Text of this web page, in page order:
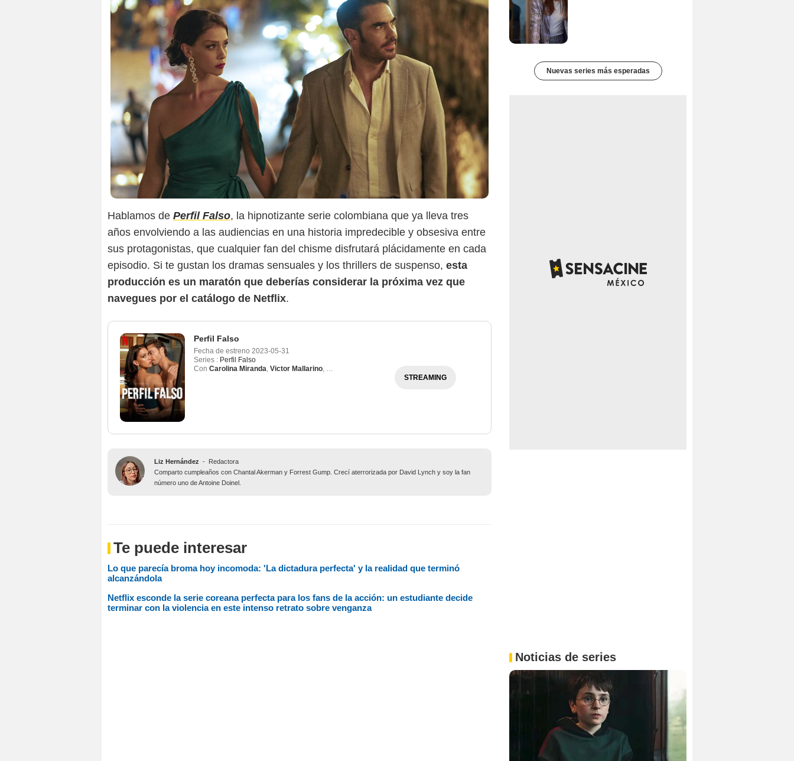
Hablamos de Perfil Falso, la hipnotizante serie colombiana que ya lleva tres
años envolviendo a las audiencias en una historia impredecible y obsesiva entre
sus protagonistas, que cualquier fan del chisme disfrutará plácidamente en cada
episodio. Si te gustan los dramas sensuales y los thrillers de suspenso, esta
producción es un maratón que deberías considerar la próxima vez que
navegues por el catálogo de Netflix.
Perfil Falso
Fecha de estreno 2023-05-31
Series : Perfil Falso
Con Carolina Miranda, Victor Mallarino, Mauricio Hénao
STREAMING
Liz Hernández - Redactora
Comparto cumpleaños con Chantal Akerman y Forrest Gump. Crecí aterrorizada por David Lynch y soy la fan
número uno de Antoine Doinel.
Te puede interesar
Lo que parecía broma hoy incomoda: 'La dictadura perfecta' y la realidad que terminó
alcanzándola
Netflix esconde la serie coreana perfecta para los fans de la acción: un estudiante decide
terminar con la violencia en este intenso retrato sobre venganza
Nuevas series más esperadas
Noticias de series